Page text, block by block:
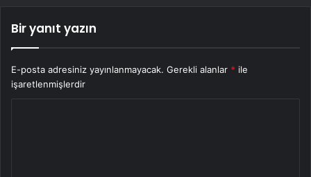
Bir yanıt yazın
E-posta adresiniz yayınlanmayacak. Gerekli alanlar * ile
işaretlenmişlerdir